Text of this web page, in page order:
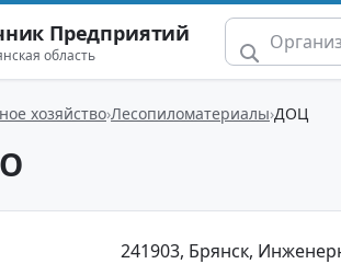
Предприятий
область
хозяйство Лесопиломатериалы ДОЦ
241903, Брянск,